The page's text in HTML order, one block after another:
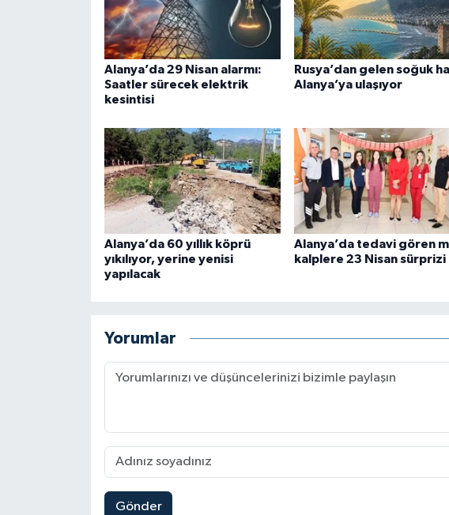
Alanya’da 29 Nisan alarmı:
Saatler sürecek elektrik
kesintisi
Rusya’dan gelen soğuk
Alanya’ya ulaşıyor
Alanya’da 60 yıllık köprü
yıkılıyor, yerine yenisi
yapılacak
Alanya’da tedavi gören
kalplere 23 Nisan sürprizi
Yorumlar
Gönder